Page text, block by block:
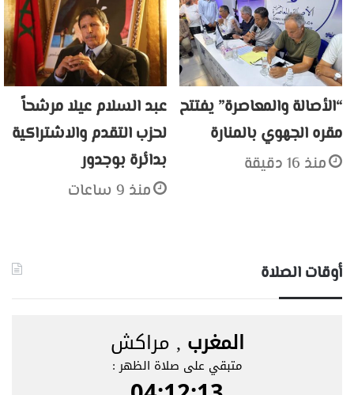
“الأصالة والمعاصرة” يفتتح
مقره الجهوي بالمنارة
منذ 16 دقيقة
عبد السلام عيلا مرشحاً
لحزب التقدم والاشتراكية
بدائرة بوجدور
منذ 9 ساعات
أوقات الصلاة